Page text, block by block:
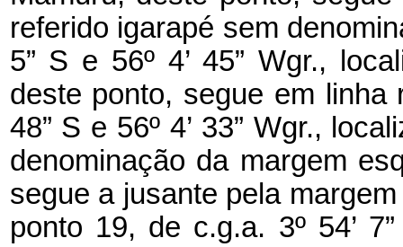
referido igarapé sem
5” S e 56º 4’ 45” Wgr.,
deste ponto, segue em linha
48” S e 56º 4’ 33” Wgr.,
denominação da margem
segue a jusante pela
ponto 19, de c.g.a. 3º 54’